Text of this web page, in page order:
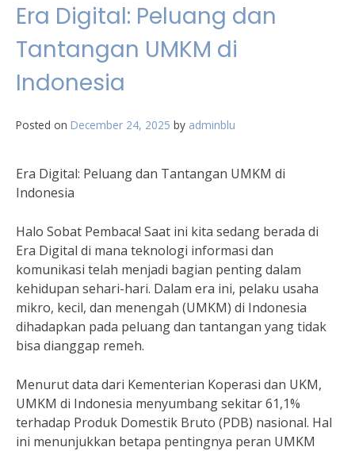
Era Digital: Peluang dan
Tantangan UMKM di
Indonesia
Posted on December 24, 2025 by adminblu
Era Digital: Peluang dan Tantangan UMKM di
Indonesia
Halo Sobat Pembaca! Saat ini kita sedang berada di
Era Digital di mana teknologi informasi dan
komunikasi telah menjadi bagian penting dalam
kehidupan sehari-hari. Dalam era ini, pelaku usaha
mikro, kecil, dan menengah (UMKM) di Indonesia
dihadapkan pada peluang dan tantangan yang tidak
bisa dianggap remeh.
Menurut data dari Kementerian Koperasi dan UKM,
UMKM di Indonesia menyumbang sekitar 61,1%
terhadap Produk Domestik Bruto (PDB) nasional. Hal
ini menunjukkan betapa pentingnya peran UMKM